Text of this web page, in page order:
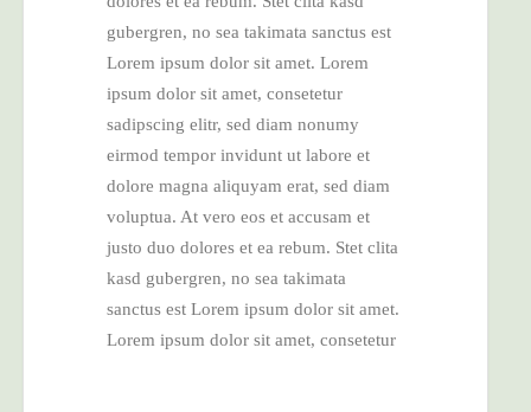
gubergren, no sea takimata sanctus est
Lorem ipsum dolor sit amet. Lorem
ipsum dolor sit amet, consetetur
sadipscing elitr, sed diam nonumy
eirmod tempor invidunt ut labore et
dolore magna aliquyam erat, sed diam
voluptua. At vero eos et accusam et
justo duo dolores et ea rebum. Stet clita
kasd gubergren, no sea takimata
sanctus est Lorem ipsum dolor sit amet.
Lorem ipsum dolor sit amet, consetetur